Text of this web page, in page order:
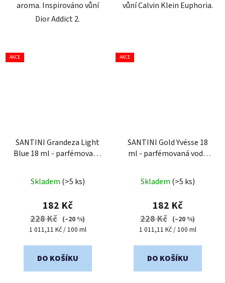
aroma. Inspirováno vůní
Dior Addict 2.
vůní Calvin Klein Euphoria.
AKCE
SANTINI Grandeza Light
Blue 18 ml - parfémovaná
mini balení
hodnocení
produktu
je
4,5
5
Skladem (>5 ks)
182 Kč
228 Kč (–20 %)
Měrná
1 011,11 Kč / 100 ml
DO KOŠÍKU
AKCE
SANTINI Gold Yvésse 18
ml - parfémovaná voda
balení
Skladem (>5 ks)
182 Kč
228 Kč (–20 %)
Měrná
1 011,11 Kč / 100 ml
DO KOŠÍKU